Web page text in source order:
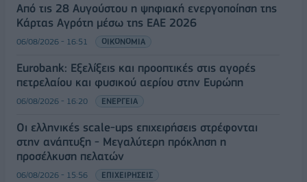
Από τις 28 Αυγούστου η ψηφιακή ενεργοποίηση της
Κάρτας Αγρότη μέσω της ΕΑΕ 2026
06/08/2026 - 16:51 ΟΙΚΟΝΟΜΙΑ
Eurobank: Εξελίξεις και προοπτικές στις αγορές
πετρελαίου και φυσικού αερίου στην Ευρώπη
06/08/2026 - 16:20 ΕΝΕΡΓΕΙΑ
Οι ελληνικές scale-ups επιχειρήσεις στρέφονται
στην ανάπτυξη - Μεγαλύτερη πρόκληση η
προσέλκυση πελατών
06/08/2026 - 15:56 ΕΠΙΧΕΙΡΗΣΕΙΣ